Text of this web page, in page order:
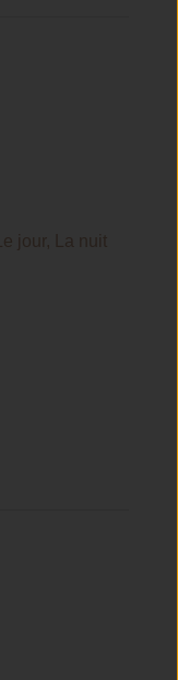
Le jour, La nuit